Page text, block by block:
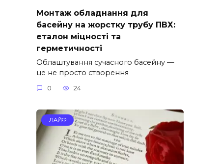
Монтаж обладнання для
басейну на жорстку трубу ПВХ:
еталон міцності та
герметичності
Облаштування сучасного басейну —
це не просто створення
0 24
ЛАЙФ